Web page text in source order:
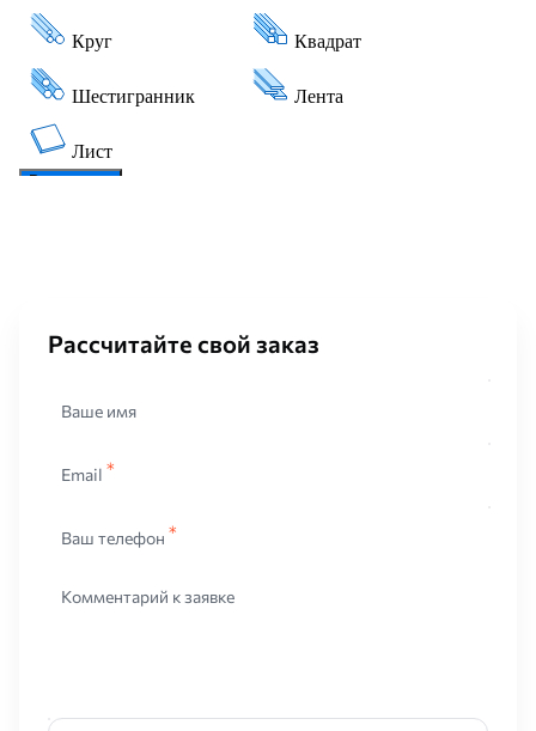
Рассчитайте свой заказ
Ваше имя
Email
Ваш телефон
Комментарий к заявке